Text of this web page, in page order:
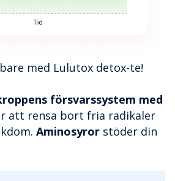
med Lulutox detox-te!
försvarssystem med
att rensa bort fria radikaler
Aminosyror stöder din